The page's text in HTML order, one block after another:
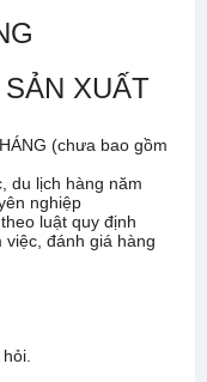
XUẤT
(chưa bao gồm
du lịch hàng năm
nghiệp
luật quy định
đánh giá hàng